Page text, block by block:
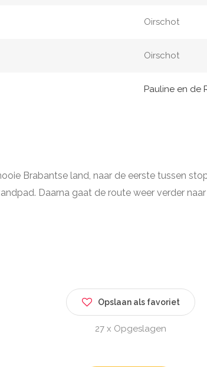
Oirschot
Oirschot
Pauline en de
Brabantse land, naar de eerste tussen
Daarna gaat de route weer verder
Opslaan als favoriet
27 x Opgeslagen